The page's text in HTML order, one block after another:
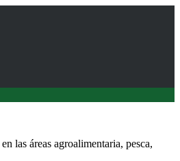
las áreas agroalimentaria, pesca,